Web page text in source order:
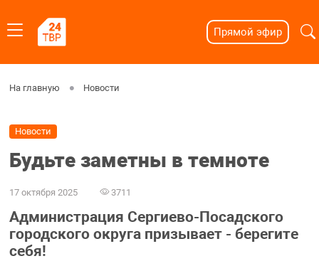
Прямой эфир
На главную Новости
Новости
Будьте заметны в темноте
17 октября 2025 3711
Администрация Сергиево-Посадского
городского округа призывает - берегите
себя!